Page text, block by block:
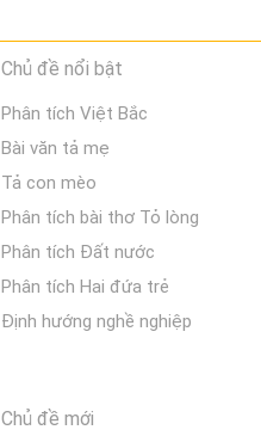
Chủ đề nổi bật
Phân tích Việt Bắc
Bài văn tả mẹ
Tả con mèo
Phân tích bài thơ Tỏ lòng
Phân tích Đất nước
Phân tích Hai đứa trẻ
Định hướng nghề nghiệp
Chủ đề mới